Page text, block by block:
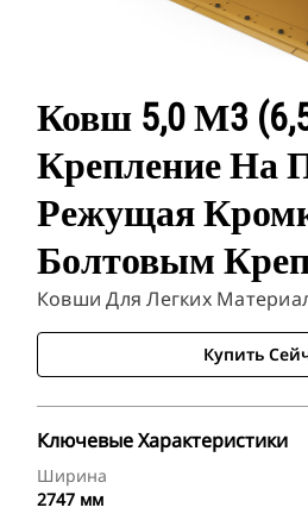
Ковш 5,0 М3
Крепление На
Режущая
Болтовым
Ковши Для Легких
Купить
Ключевые Характеристики
Ширина
2747 мм